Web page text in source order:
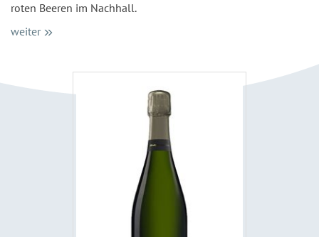
roten Beeren im Nachhall.
weiter